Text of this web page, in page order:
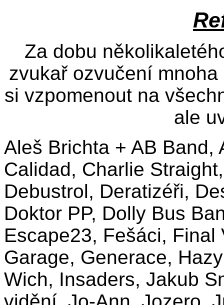
Za dobu
zvukař ozvučení
si vzpomenout na
ale
Aleš Brichta + AB Band,
Calidad, Charlie
Debustrol, Deratizéři,
Doktor PP, Dolly Bus
Escape23, Fešáci,
Garage, Generace,
Wich, Insaders, Jakub